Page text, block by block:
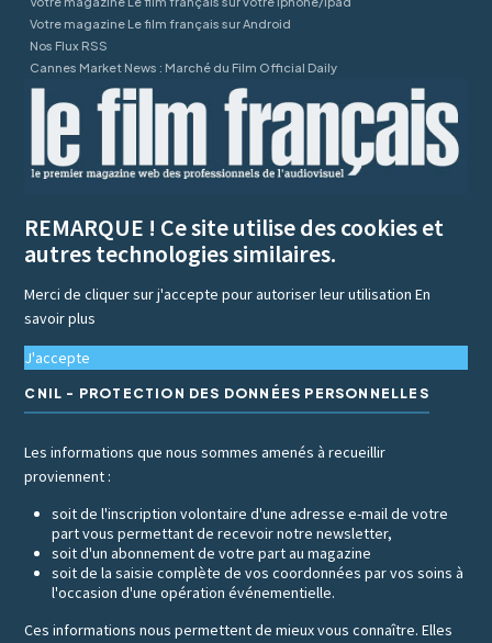
Votre magazine Le film français sur Android
Nos Flux RSS
Cannes Market News : Marché du Film Official Daily
REMARQUE ! Ce site utilise des cookies et
autres technologies similaires.
Merci de cliquer sur j'accepte pour autoriser leur utilisationEn
savoir plus
J'accepte
CNIL - PROTECTION DES DONNÉES PERSONNELLES
Les informations que nous sommes amenés à recueillir
proviennent :
soit de l'inscription volontaire d'une adresse e-mail de votre
part vous permettant de recevoir notre newsletter,
soit d'un abonnement de votre part au magazine
soit de la saisie complète de vos coordonnées par vos soins à
l'occasion d'une opération événementielle.
Ces informations nous permettent de mieux vous connaître. Elles